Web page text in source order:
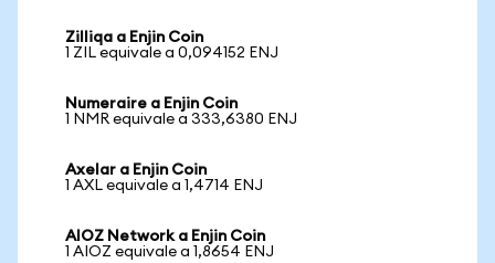
Zilliqa a Enjin Coin
1 ZIL equivale a 0,094152 ENJ
Numeraire a Enjin Coin
1 NMR equivale a 333,6380 ENJ
Axelar a Enjin Coin
1 AXL equivale a 1,4714 ENJ
AIOZ Network a Enjin Coin
1 AIOZ equivale a 1,8654 ENJ